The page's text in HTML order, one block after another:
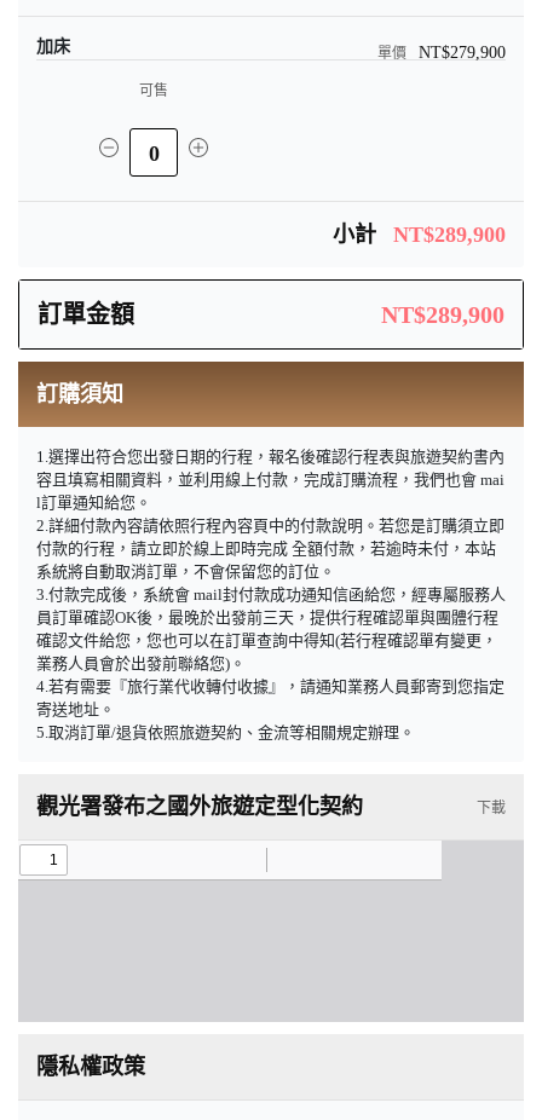
加床 NT$279,900
可售
0
小計 NT$289,900
訂單金額 NT$289,900
訂購須知
1.選擇出符合您出發日期的行程，報名後確認行程表與旅遊契約書內
容且填寫相關資料，並利用線上付款，完成訂購流程，我們也會 mai
l訂單通知給您。
2.詳細付款內容請依照行程內容頁中的付款說明。若您是訂購須立即
付款的行程，請立即於線上即時完成 全額付款，若逾時未付，本站
系統將自動取消訂單，不會保留您的訂位。
3.付款完成後，系統會 mail封付款成功通知信函給您，經專屬服務人
員訂單確認OK後，最晚於出發前三天，提供行程確認單與團體行程
確認文件給您，您也可以在訂單查詢中得知(若行程確認單有變更，
業務人員會於出發前聯絡您)。
4.若有需要『旅行業代收轉付收據』，請通知業務人員郵寄到您指定
寄送地址。
5.取消訂單/退貨依照旅遊契約、金流等相關規定辦理。
觀光署發布之國外旅遊定型化契約 下載
隱私權政策